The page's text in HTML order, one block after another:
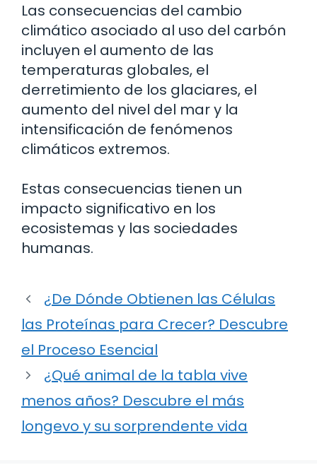
Las consecuencias del cambio
climático asociado al uso del carbón
incluyen el aumento de las
temperaturas globales, el
derretimiento de los glaciares, el
aumento del nivel del mar y la
intensificación de fenómenos
climáticos extremos.
Estas consecuencias tienen un
impacto significativo en los
ecosistemas y las sociedades
humanas.
¿De Dónde Obtienen las Células
las Proteínas para Crecer? Descubre
el Proceso Esencial
¿Qué animal de la tabla vive
menos años? Descubre el más
longevo y su sorprendente vida